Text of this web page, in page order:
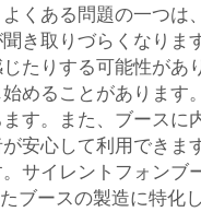
くある問題の一つ
き取りづらくなり
たりする可能性が
めることがありま
す。また、ブース
安心して利用でき
サイレントフォン
ブースの製造に特